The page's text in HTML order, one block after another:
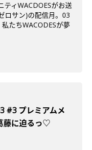
ティWACDOESがお送
ロサン)の配信月。03
たちWACODESが夢
#3 プレミアムメ
藤に迫るっ♡